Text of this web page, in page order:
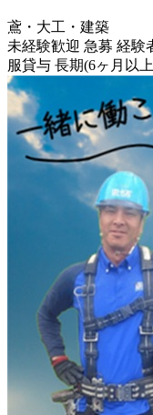
鳶・大工・建築
未経験歓迎 急募 経験
服貸与 長期(6ヶ月以